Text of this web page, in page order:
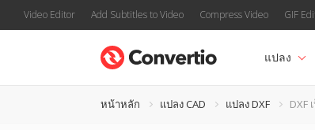
Video Editor Add Subtitles to Video Compress Video GIF
แปลง
หน้าหลัก แปลง CAD แปลง DXF DXF